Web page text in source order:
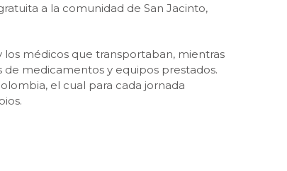
a la comunidad de San Jacinto,
los médicos que transportaban, mientras
medicamentos y equipos prestados.
el cual para cada jornada